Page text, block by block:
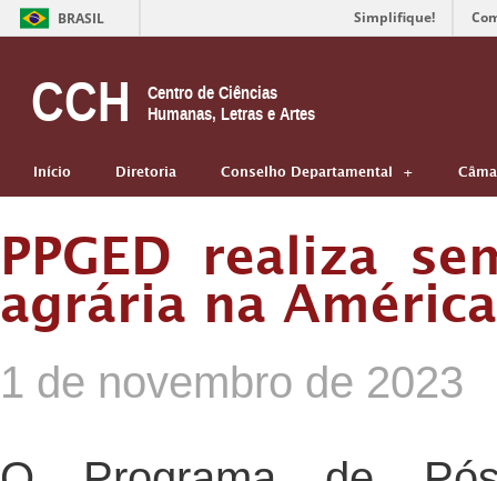
BRASIL Simplifique!
CCH
Centro de Ciências
Humanas, Letras e Artes
Início Diretoria Conselho Departamental
PPGED realiza
agrária na
1 de novembro de 2023